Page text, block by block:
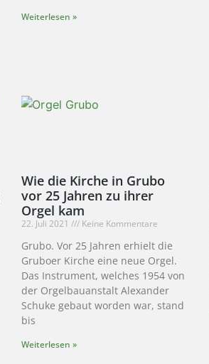
Weiterlesen »
Wie die Kirche in Grubo
vor 25 Jahren zu ihrer
Orgel kam
22. Juli 2021 Keine Kommentare
Grubo. Vor 25 Jahren erhielt die
Gruboer Kirche eine neue Orgel.
Das Instrument, welches 1954 von
der Orgelbauanstalt Alexander
Schuke gebaut worden war, stand
bis
Weiterlesen »